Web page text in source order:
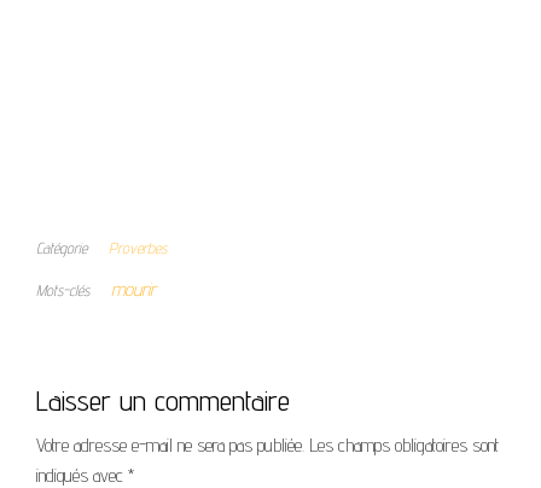
Catégorie Proverbes
Mots-clés mourir
Laisser un commentaire
Votre adresse e-mail ne sera pas publiée. Les champs obligatoires sont
indiqués avec *